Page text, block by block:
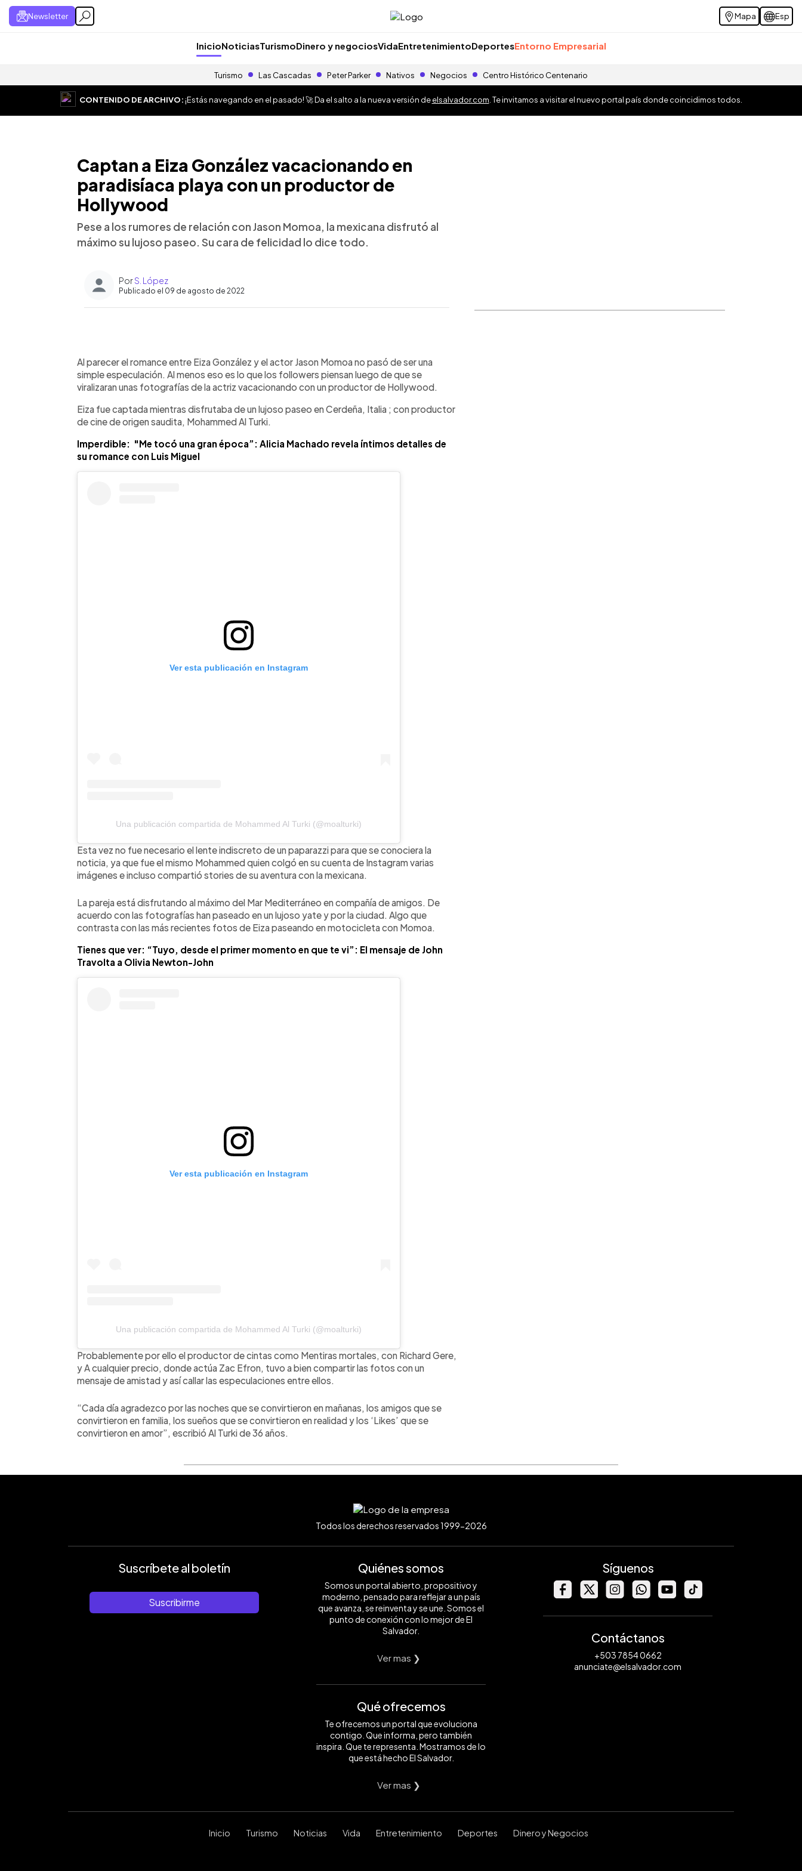
Newsletter Mapa Esp
InicioNoticiasTurismoDinero y negociosVidaEntretenimientoDeportesEntorno Empresarial
Turismo Las Cascadas Peter Parker Nativos Negocios Centro Histórico Centenario
CONTENIDO DE ARCHIVO:¡Estás navegando en el pasado! 🚀 Da el salto a la nueva versión deelsalvador.com . Te invitamos a visitar el nuevo portal país donde coincidimos todos.
Captan a Eiza González vacacionando en
paradisíaca playa con un productor de
Hollywood
Pese a los rumores de relación con Jason Momoa, la mexicana disfrutó al
máximo su lujoso paseo. Su cara de felicidad lo dice todo.
PorS. López
Publicado el 09 de agosto de 2022
Escuchar artículo
Al parecer el romance entre Eiza González y el actor Jason Momoa no pasó de ser una
simple especulación. Al menos eso es lo que los followers piensan luego de que se
viralizaran unas fotografías de la actriz vacacionando con un productor de Hollywood.
Eiza fue captada mientras disfrutaba de un lujoso paseo en Cerdeña, Italia ; con productor
de cine de origen saudita, Mohammed Al Turki.
Imperdible: "Me tocó una gran época”: Alicia Machado revela íntimos detalles de
su romance con Luis Miguel
Ver esta publicación en Instagram
Una publicación compartida de Mohammed Al Turki (@moalturki)
Esta vez no fue necesario el lente indiscreto de un paparazzi para que se conociera la
noticia, ya que fue el mismo Mohammed quien colgó en su cuenta de Instagram varias
imágenes e incluso compartió stories de su aventura con la mexicana.
La pareja está disfrutando al máximo del Mar Mediterráneo en compañía de amigos. De
acuerdo con las fotografías han paseado en un lujoso yate y por la ciudad. Algo que
contrasta con las más recientes fotos de Eiza paseando en motocicleta con Momoa.
Tienes que ver: “Tuyo, desde el primer momento en que te vi”: El mensaje de John
Travolta a Olivia Newton-John
Ver esta publicación en Instagram
Una publicación compartida de Mohammed Al Turki (@moalturki)
Probablemente por ello el productor de cintas como Mentiras mortales, con Richard Gere,
y A cualquier precio, donde actúa Zac Efron, tuvo a bien compartir las fotos con un
mensaje de amistad y así callar las especulaciones entre ellos.
“Cada día agradezco por las noches que se convirtieron en mañanas, los amigos que se
convirtieron en familia, los sueños que se convirtieron en realidad y los ‘Likes’ que se
convirtieron en amor”, escribió Al Turki de 36 años.
Todos los derechos reservados 1999-2026
Suscríbete al boletín
Suscribirme
Quiénes somos
Somos un portal abierto, propositivo y
moderno, pensado para reflejar a un país
que avanza, se reinventa y se une. Somos el
punto de conexión con lo mejor de El
Salvador.
Ver mas ❯
Qué ofrecemos
Te ofrecemos un portal que evoluciona
contigo. Que informa, pero también
inspira. Que te representa. Mostramos de lo
que está hecho El Salvador.
Ver mas ❯
Síguenos
Contáctanos
+503 7854 0662
anunciate@elsalvador.com
Inicio Turismo Noticias Vida Entretenimiento Deportes Dinero y Negocios